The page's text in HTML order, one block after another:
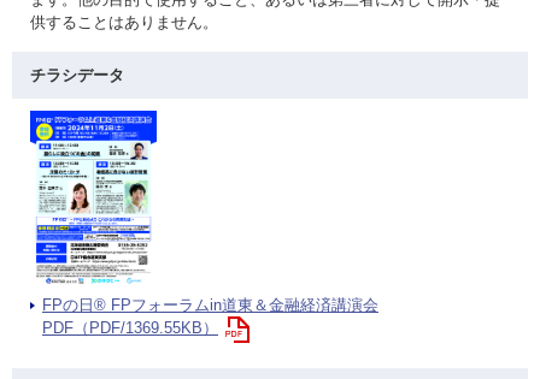
供することはありません。
チラシデータ
FPの日® FPフォーラムin道東＆金融経済講演会
PDF（PDF/1369.55KB）